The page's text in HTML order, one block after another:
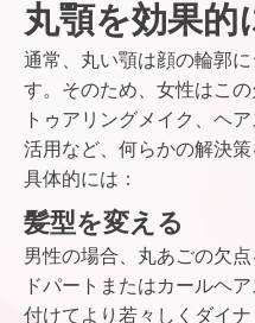
丸顎を効果的
通常、丸い顎は顔の輪郭
す。そのため、女性はこ
トゥアリングメイク、ヘ
活用など、何らかの解決
具体的には：
髪型を変える
男性の場合、丸あごの欠
ドパートまたはカールヘ
付けてより若々しくダイ